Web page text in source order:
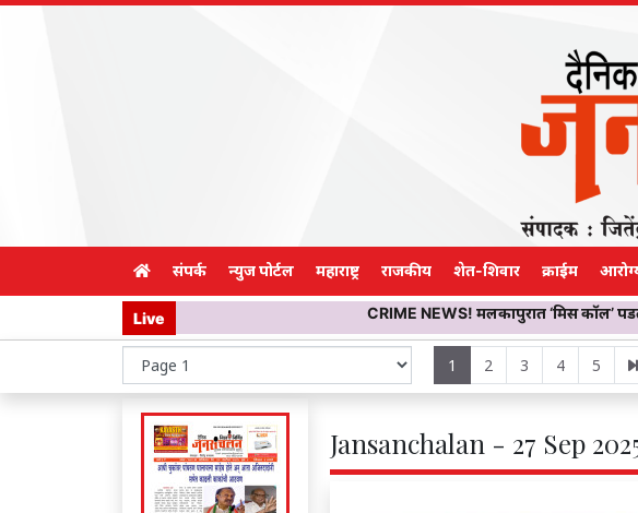
संपर्क न्युज पोर्टल महाराष्ट्र राजकीय शेत-शिवार क्राईम
Live CRIME NEWS! मलकापुरात ‘मिस कॉल’ पडताच फ्लॅटला
1 2 3 4 5
Jansanchalan - 27 Sep